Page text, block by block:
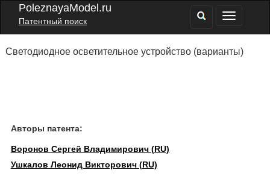
PoleznayaModel.ru
Патентный поиск
Светодиодное осветительное устройство (варианты)
Авторы патента:
Воронов Сергей Владимирович (RU)
Ушкалов Леонид Викторович (RU)